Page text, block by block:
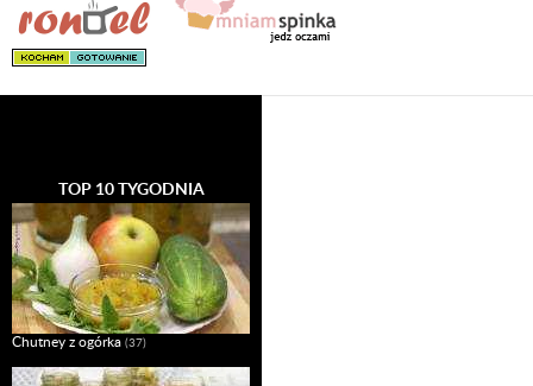
TOP 10 TYGODNIA
Chutney z ogórka (37)